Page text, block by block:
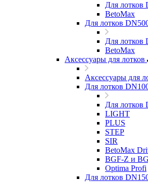
Для лотков
BetoMax
Для лотков
Для лотков
BetoMax
Аксессуары для лотков
Аксессуары для
Для лотков
Для лотков
LIGHT
PLUS
STEP
SIR
BetoMax
BGF-Z и
Optima Profi
Для лотков